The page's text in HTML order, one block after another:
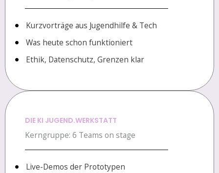
Kurzvorträge aus Jugendhilfe & Tech
Was heute schon funktioniert
Ethik, Datenschutz, Grenzen klar
DIE KI JUGEND.WERKSTATT
Kerngruppe: 6 Teams on stage
Live-Demos der Prototypen